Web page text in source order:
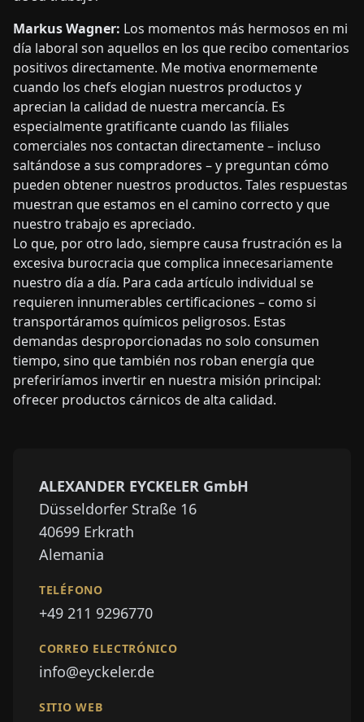
Markus Wagner: Los momentos más hermosos en mi
día laboral son aquellos en los que recibo comentarios
positivos directamente. Me motiva enormemente
cuando los chefs elogian nuestros productos y
aprecian la calidad de nuestra mercancía. Es
especialmente gratificante cuando las filiales
comerciales nos contactan directamente – incluso
saltándose a sus compradores – y preguntan cómo
pueden obtener nuestros productos. Tales respuestas
muestran que estamos en el camino correcto y que
nuestro trabajo es apreciado.
Lo que, por otro lado, siempre causa frustración es la
excesiva burocracia que complica innecesariamente
nuestro día a día. Para cada artículo individual se
requieren innumerables certificaciones – como si
transportáramos químicos peligrosos. Estas
demandas desproporcionadas no solo consumen
tiempo, sino que también nos roban energía que
preferiríamos invertir en nuestra misión principal:
ofrecer productos cárnicos de alta calidad.
ALEXANDER EYCKELER GmbH
Düsseldorfer Straße 16
40699 Erkrath
Alemania
TELÉFONO
+49 211 9296770
CORREO ELECTRÓNICO
info@eyckeler.de
SITIO WEB